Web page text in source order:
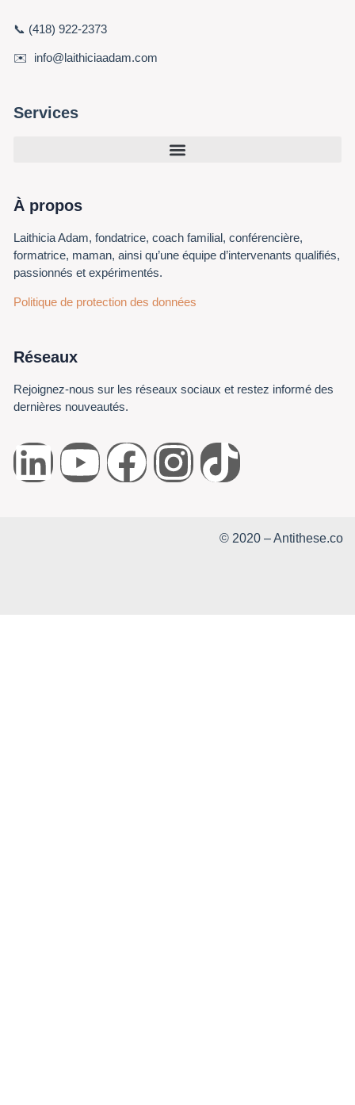
📞 (418) 922-2373
✉️ info@laithiciaadam.com
Services
À propos
Laithicia Adam, fondatrice, coach familial, conférencière,
formatrice, maman, ainsi qu’une équipe d’intervenants qualifiés,
passionnés et expérimentés.
Politique de protection des données
Réseaux
Rejoignez-nous sur les réseaux sociaux et restez informé des
dernières nouveautés.
© 2020 – Antithese.co